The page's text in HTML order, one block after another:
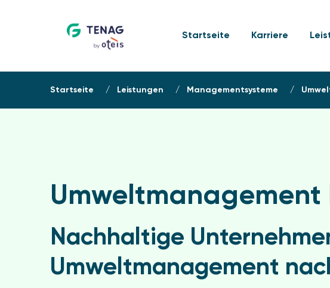
Startseite Karriere
Startseite Leistungen Managementsysteme
Umweltmanagement
Nachhaltige
Umweltmanagement